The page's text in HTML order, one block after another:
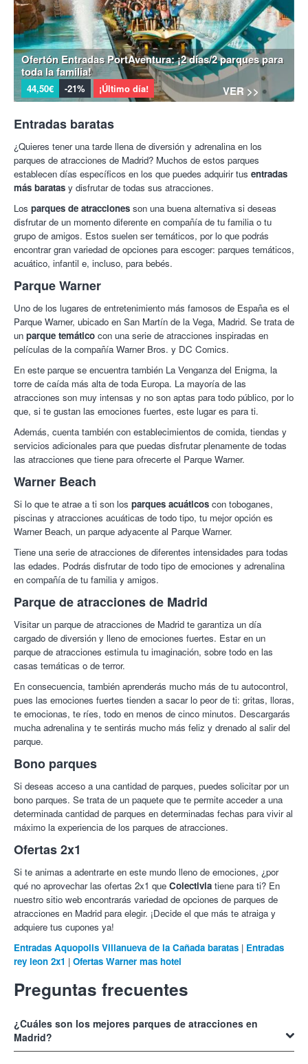
Ofertón Entradas PortAventura: ¡2 días/2 parques para
toda la familia!
44,50€ -21% ¡Último día! VER >>
Entradas baratas
¿Quieres tener una tarde llena de diversión y adrenalina en los
parques de atracciones de Madrid? Muchos de estos parques
establecen días específicos en los que puedes adquirir tus entradas
más baratas y disfrutar de todas sus atracciones.
Los parques de atracciones son una buena alternativa si deseas
disfrutar de un momento diferente en compañía de tu familia o tu
grupo de amigos. Estos suelen ser temáticos, por lo que podrás
encontrar gran variedad de opciones para escoger: parques temáticos,
acuático, infantil e, incluso, para bebés.
Parque Warner
Uno de los lugares de entretenimiento más famosos de España es el
Parque Warner, ubicado en San Martín de la Vega, Madrid. Se trata de
un parque temático con una serie de atracciones inspiradas en
películas de la compañía Warner Bros. y DC Comics.
En este parque se encuentra también La Venganza del Enigma, la
torre de caída más alta de toda Europa. La mayoría de las
atracciones son muy intensas y no son aptas para todo público, por lo
que, si te gustan las emociones fuertes, este lugar es para ti.
Además, cuenta también con establecimientos de comida, tiendas y
servicios adicionales para que puedas disfrutar plenamente de todas
las atracciones que tiene para ofrecerte el Parque Warner.
Warner Beach
Si lo que te atrae a ti son los parques acuáticos con toboganes,
piscinas y atracciones acuáticas de todo tipo, tu mejor opción es
Warner Beach, un parque adyacente al Parque Warner.
Tiene una serie de atracciones de diferentes intensidades para todas
las edades. Podrás disfrutar de todo tipo de emociones y adrenalina
en compañía de tu familia y amigos.
Parque de atracciones de Madrid
Visitar un parque de atracciones de Madrid te garantiza un día
cargado de diversión y lleno de emociones fuertes. Estar en un
parque de atracciones estimula tu imaginación, sobre todo en las
casas temáticas o de terror.
En consecuencia, también aprenderás mucho más de tu autocontrol,
pues las emociones fuertes tienden a sacar lo peor de ti: gritas, lloras,
te emocionas, te ríes, todo en menos de cinco minutos. Descargarás
mucha adrenalina y te sentirás mucho más feliz y drenado al salir del
parque.
Bono parques
Si deseas acceso a una cantidad de parques, puedes solicitar por un
bono parques. Se trata de un paquete que te permite acceder a una
determinada cantidad de parques en determinadas fechas para vivir al
máximo la experiencia de los parques de atracciones.
Ofertas 2x1
Si te animas a adentrarte en este mundo lleno de emociones, ¿por
qué no aprovechar las ofertas 2x1 que Colectivia tiene para ti? En
nuestro sitio web encontrarás variedad de opciones de parques de
atracciones en Madrid para elegir. ¡Decide el que más te atraiga y
adquiere tus cupones ya!
Entradas Aquopolis Villanueva de la Cañada baratas | Entradas
rey leon 2x1 | Ofertas Warner mas hotel
Preguntas frecuentes
¿Cuáles son los mejores parques de atracciones en
Madrid?